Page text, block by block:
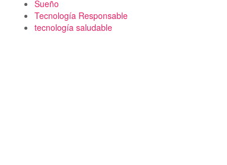
Sueño
Tecnología Responsable
tecnología saludable